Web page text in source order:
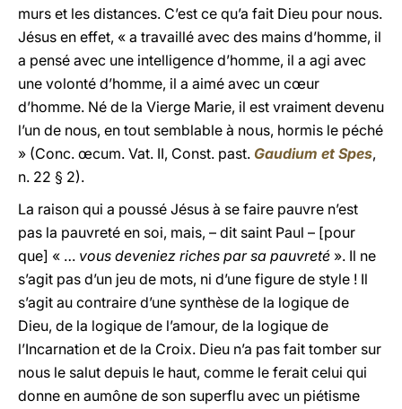
murs et les distances. C’est ce qu’a fait Dieu pour nous.
Jésus en effet, « a travaillé avec des mains d’homme, il
a pensé avec une intelligence d’homme, il a agi avec
une volonté d’homme, il a aimé avec un cœur
d’homme. Né de la Vierge Marie, il est vraiment devenu
l’un de nous, en tout semblable à nous, hormis le péché
» (Conc. œcum. Vat. II, Const. past. Gaudium et Spes,
n. 22 § 2).
La raison qui a poussé Jésus à se faire pauvre n’est
pas la pauvreté en soi, mais, – dit saint Paul – [pour
que] « … vous deveniez riches par sa pauvreté ». Il ne
s’agit pas d’un jeu de mots, ni d’une figure de style ! Il
s’agit au contraire d’une synthèse de la logique de
Dieu, de la logique de l’amour, de la logique de
l’Incarnation et de la Croix. Dieu n’a pas fait tomber sur
nous le salut depuis le haut, comme le ferait celui qui
donne en aumône de son superflu avec un piétisme